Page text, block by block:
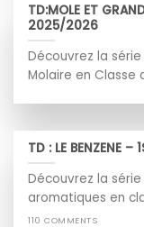
TD:MOLE ET
2025/2026
Découvrez la
Molaire en Classe
TD : LE BENZENE –
Découvrez la
aromatiques en
110 COMMENTS